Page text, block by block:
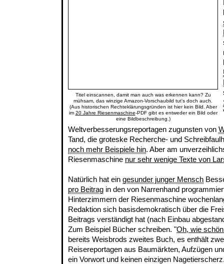
Titel einscannen, damit man auch was erkennen kann? Zu
mühsam, das winzige Amazon-Vorschaubild tut's doch auch.
(Aus historischen Rechteklärungsgründen ist hier kein Bild. Aber
im 20 Jahre Riesenmaschine-PDF gibt es entweder ein Bild oder
eine Bildbeschreibung.)
Weltverbesserungsreportagen zugunsten von
Tand, die groteske Recherche- und
noch mehr Beispiele hin. Aber am
Riesenmaschine nur sehr wenige Texte von
Natürlich hat ein gesunder junger Mensch
pro Beitrag in den von Narrenhand
Hinterzimmern der Riesenmaschine
Redaktion sich basisdemokratisch über die
Beitrags verständigt hat (nach Einbau
Zum Beispiel Bücher schreiben. "Oh, wie
bereits Weisbrods zweites Buch, es enthält
Reisereportagen aus Baumärkten, Aufzügen
ein Vorwort und keinen einzigen